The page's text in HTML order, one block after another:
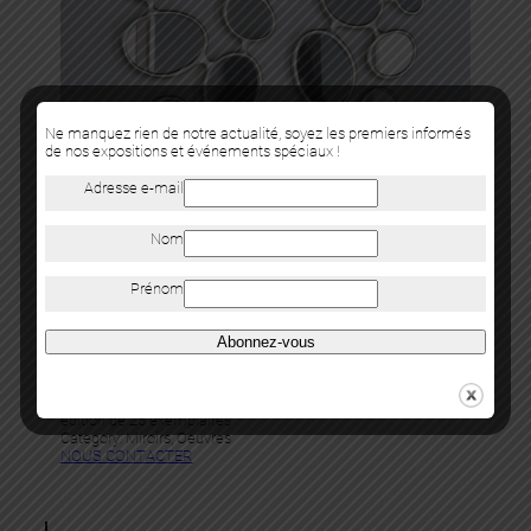
Hubert le Gall
édition de 25 exemplaires
Category:Miroirs, Oeuvres
NOUS CONTACTER
Ne manquez rien de notre actualité, soyez les premiers informés
de nos expositions et événements spéciaux !
Adresse e-mail
Nom
Prénom
Abonnez-vous